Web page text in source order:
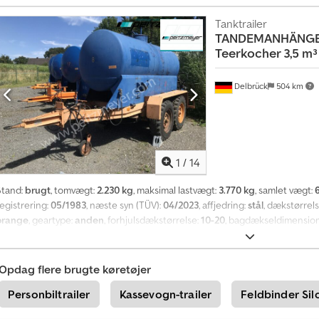
O
p
r
e
l
t
a
n
c
- BPW-aksler Alle oplysninger uden garanti / mellemsalg
1 / 14
Delbrück 504 km
Tanktrailer
Teerkocher 3,5 m³
brugt, tomvægt:2.230 kg, maksimal lastvægt: 3.770 kg, samlet vægt:
05/1983, næste syn (TÜV):04/2023, affjedring:stål,
, geartype: anden, forhjulsdækstørrelse:10-20,
, Grundfarve: orange, Affjedring: bladfjedre, Nyttelast (kg): 3770
af bitumen / tjære, slange og lanse tilgængelige efter behov,
håndstart, BPW aksler med bladfjedre, tromlebremser, 2-lednings bremse,
mm – flere enheder tilgængelige – Credpfjx E Tc Aox Amuef
flere brugte køretøjer
Personbiltrailer
Kassevogn-trailer Feldbinder